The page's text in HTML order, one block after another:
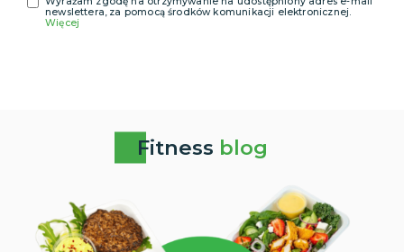
newslettera, za pomocą środków komunikacji elektronicznej.
Więcej
Fitness blog